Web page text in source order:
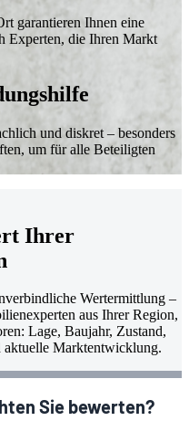
garantieren Ihnen eine
Experten, die Ihren Markt
und diskret – besonders
um für alle Beteiligten
Ihrer
Wertermittlung –
aus Ihrer Region,
Lage, Baujahr, Zustand,
aktuelle Marktentwicklung.